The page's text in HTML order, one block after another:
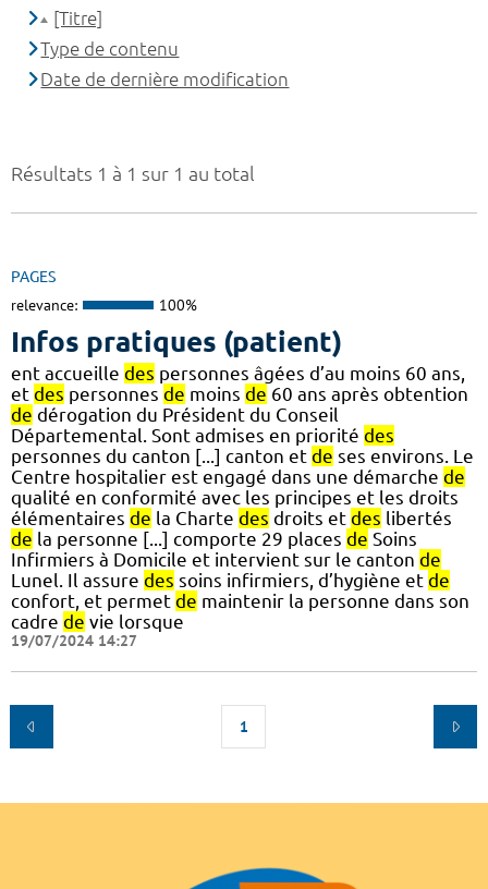
Résultats 1 à 1 sur 1 au total
PAGES
relevance: 100%
Infos pratiques (patient)
ent accueille des personnes âgées d’au moins 60 ans,
et des personnes de moins de 60 ans après obtention
de dérogation du Président du Conseil
Départemental. Sont admises en priorité des
personnes du canton [...] canton et de ses environs. Le
Centre hospitalier est engagé dans une démarche de
qualité en conformité avec les principes et les droits
élémentaires de la Charte des droits et des libertés
de la personne [...] comporte 29 places de Soins
Infirmiers à Domicile et intervient sur le canton de
Lunel. Il assure des soins infirmiers, d’hygiène et de
confort, et permet de maintenir la personne dans son
cadre de vie lorsque
19/07/2024 14:27
1
[Titre]
Type de contenu
Date de dernière modification